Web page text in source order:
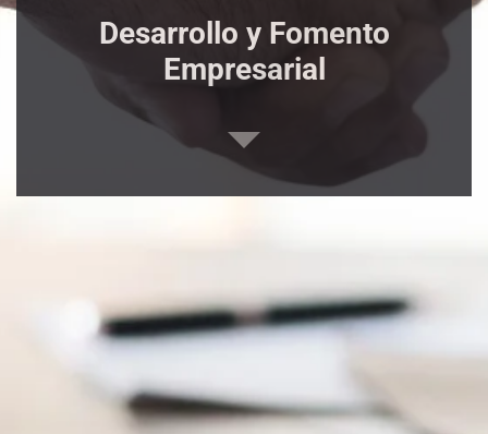
Desarrollo y Fomento
Empresarial